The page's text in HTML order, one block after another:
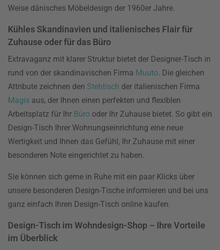
Weise dänisches Möbeldesign der 1960er Jahre.
Kühles Skandinavien und italienisches Flair für
Zuhause oder für das Büro
Extravaganz mit klarer Struktur bietet der Designer-Tisch in
rund von der skandinavischen Firma Muuto. Die gleichen
Attribute zeichnen den Stehtisch der italienischen Firma
Magis aus, der Ihnen einen perfekten und flexiblen
Arbeitsplatz für Ihr Büro oder Ihr Zuhause bietet. So gibt ein
Design-Tisch Ihrer Wohnungseinrichtung eine neue
Wertigkeit und Ihnen das Gefühl, Ihr Zuhause mit einer
besonderen Note eingerichtet zu haben.
Sie können sich gerne in Ruhe mit ein paar Klicks über
unsere besonderen Design-Tische informieren und bei uns
ganz einfach Ihren Design-Tisch online kaufen.
Design-Tisch im Wohndesign-Shop – Ihre Vorteile
im Überblick